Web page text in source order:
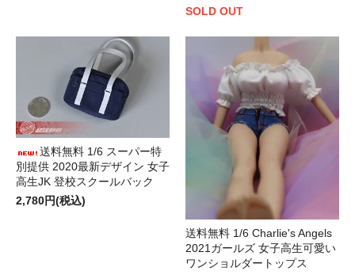
SOLD OUT
送料無料 1/6 スーパー特
別提供 2020最新デザイン 女子
高生JK 登校スクールバック
2,780円(税込)
送料無料 1/6 Charlie's Angels
2021ガールズ 女子高生可愛い
ワンショルダートップス